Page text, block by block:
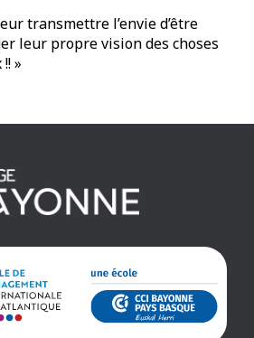
transmettre l’envie d’être
leur propre vision des choses
»